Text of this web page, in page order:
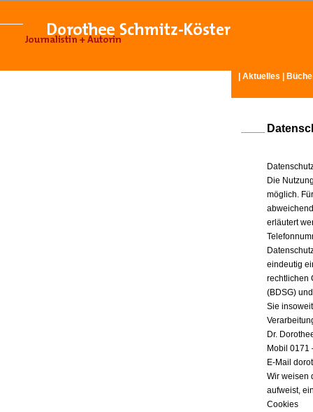
Aktuelles
Die
möglich.
erläutert
eindeutig
rechtlichen
(BDSG)
Sie
Dr.
Mobil 0171
E-Mail
Wir weisen
aufweist,
Cookies